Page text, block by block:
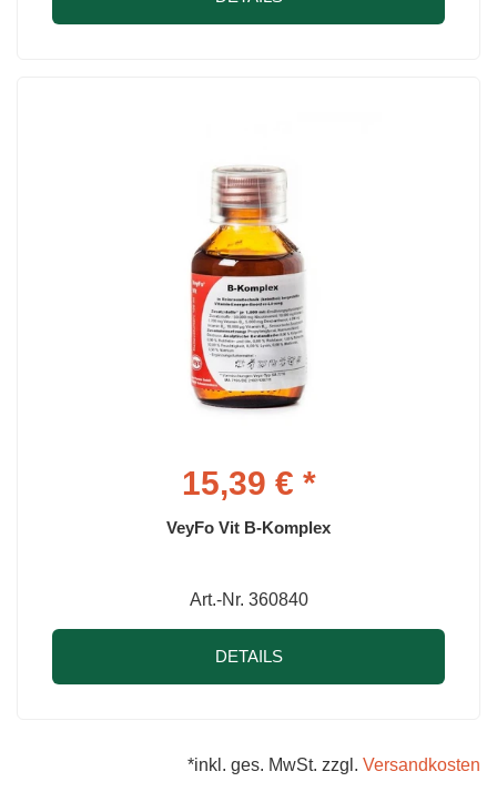
15,39 € *
VeyFo Vit B-Komplex
Art.-Nr. 360840
DETAILS
*inkl. ges. MwSt. zzgl. Versandkosten